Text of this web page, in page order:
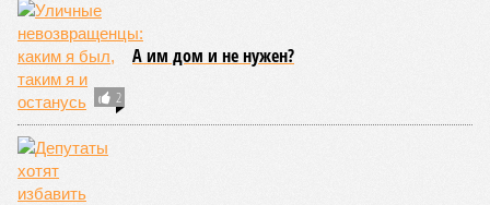
2
А им дом и не нужен?